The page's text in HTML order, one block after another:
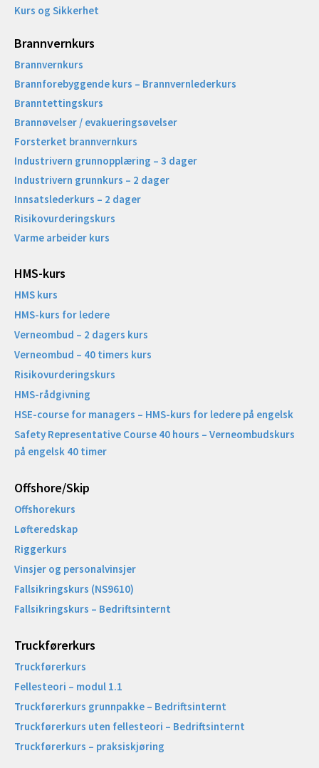
Kurs og Sikkerhet
Brannvernkurs
Brannvernkurs
Brannforebyggende kurs – Brannvernlederkurs
Branntettingskurs
Brannøvelser / evakueringsøvelser
Forsterket brannvernkurs
Industrivern grunnopplæring – 3 dager
Industrivern grunnkurs – 2 dager
Innsatslederkurs – 2 dager
Risikovurderingskurs
Varme arbeider kurs
HMS-kurs
HMS kurs
HMS-kurs for ledere
Verneombud – 2 dagers kurs
Verneombud – 40 timers kurs
Risikovurderingskurs
HMS-rådgivning
HSE-course for managers – HMS-kurs for ledere på engelsk
Safety Representative Course 40 hours – Verneombudskurs
på engelsk 40 timer
Offshore/Skip​
Offshorekurs
Løfteredskap
Riggerkurs
Vinsjer og personalvinsjer
Fallsikringskurs (NS9610)
Fallsikringskurs – Bedriftsinternt
Truckførerkurs
Truckførerkurs
Fellesteori – modul 1.1
Truckførerkurs grunnpakke – Bedriftsinternt
Truckførerkurs uten fellesteori – Bedriftsinternt
Truckførerkurs – praksiskjøring